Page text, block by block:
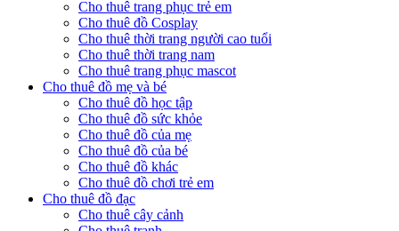
Cho thuê trang phục trẻ em
Cho thuê đồ Cosplay
Cho thuê thời trang người cao tuổi
Cho thuê thời trang nam
Cho thuê trang phục mascot
Cho thuê đồ mẹ và bé
Cho thuê đồ học tập
Cho thuê đồ sức khỏe
Cho thuê đồ của mẹ
Cho thuê đồ của bé
Cho thuê đồ khác
Cho thuê đồ chơi trẻ em
Cho thuê đồ đạc
Cho thuê cây cảnh